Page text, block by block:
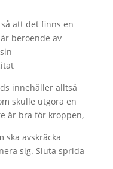
att det finns en
beroende av
innehåller alltså
skulle utgöra en
är bra för kroppen,
ska avskräcka
sig. Sluta sprida